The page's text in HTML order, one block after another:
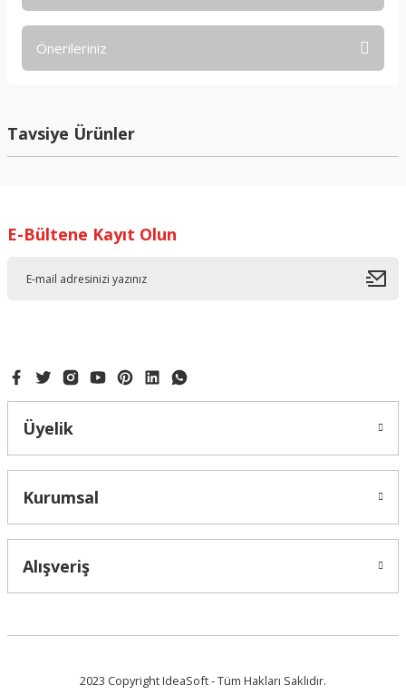
Önerileriniz
kullanarak tarafımıza iletebilirsiniz.
Görüş ve önerileriniz için teşekkür ederiz.
Ürün bilgilerinde hatalar bulunuyor.
Tavsiye Ürünler
DR GUSTE METALİK TOZ BOYALAR 10 GR ALTIN-GÜMÜŞ-SEDEF-BAKIR-
E-Bültene Kayıt Olun
Üyelik
Kurumsal
Alışveriş
2023 Copyright IdeaSoft - Tüm Hakları Saklıdır.